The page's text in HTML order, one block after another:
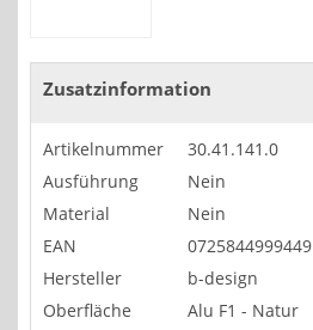
Zusatzinformation
Artikelnummer
30.41.141.0
Ausführung
Nein
Material
Nein
EAN
0725844999449
Hersteller
b-design
Oberfläche
Alu F1 - Natur